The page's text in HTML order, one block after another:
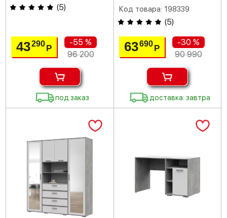
(5)
43290Р
-55 %
96 200
под заказ
Код товара: 198339
(5)
63690 Р
-30 %
90 990
доставка: завтра